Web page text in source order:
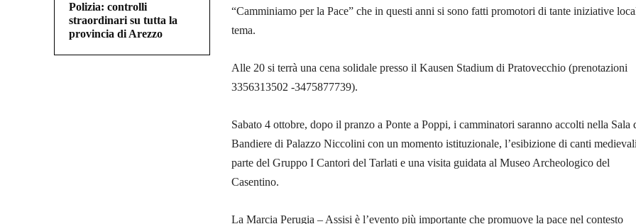
Polizia: controlli
straordinari su tutta la
provincia di Arezzo
“Camminiamo per la Pace” che in questi anni si sono fatti promotori di tante iniziative
tema.
Alle 20 si terrà una cena solidale presso il Kausen Stadium di Pratovecchio (prenotazioni
3356313502 -3475877739).
Sabato 4 ottobre, dopo il pranzo a Ponte a Poppi, i camminatori saranno accolti nella Sala
Bandiere di Palazzo Niccolini con un momento istituzionale, l’esibizione di canti
parte del Gruppo I Cantori del Tarlati e una visita guidata al Museo Archeologico del
Casentino.
La Marcia Perugia – Assisi è l’evento più importante che promuove la pace nel contesto